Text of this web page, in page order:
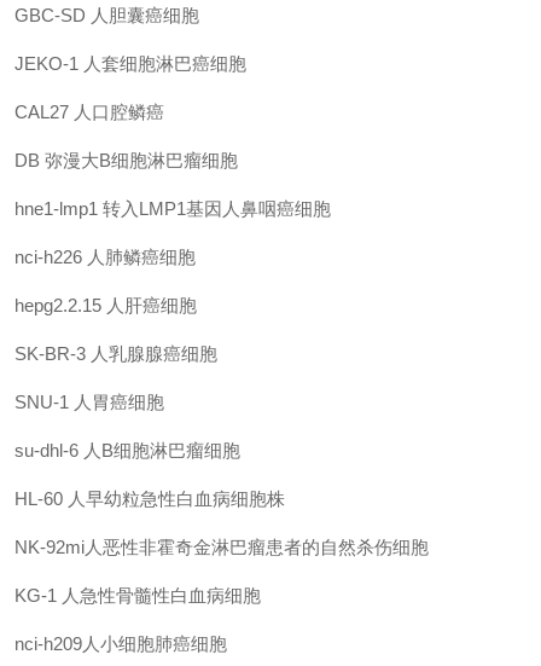
GBC-SD 人胆囊癌细胞
JEKO-1 人套细胞淋巴癌细胞
CAL27 人口腔鳞癌
DB 弥漫大B细胞淋巴瘤细胞
hne1-lmp1 转入LMP1基因人鼻咽癌细胞
nci-h226 人肺鳞癌细胞
hepg2.2.15 人肝癌细胞
SK-BR-3 人乳腺腺癌细胞
SNU-1 人胃癌细胞
su-dhl-6 人B细胞淋巴瘤细胞
HL-60 人早幼粒急性白血病细胞株
NK-92mi人恶性非霍奇金淋巴瘤患者的自然杀伤细胞
KG-1 人急性骨髓性白血病细胞
nci-h209人小细胞肺癌细胞